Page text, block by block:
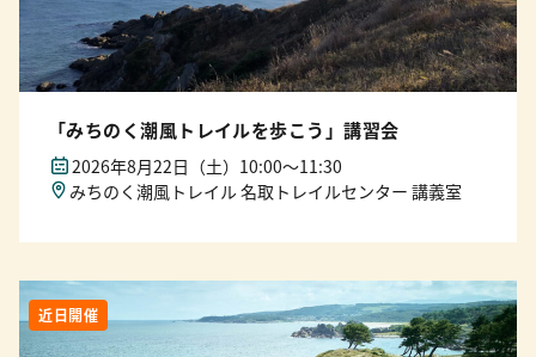
「みちのく潮風トレイルを歩こう」講習会
2026年8月22日（土）10:00〜11:30
みちのく潮風トレイル 名取トレイルセンター 講義室
近日開催